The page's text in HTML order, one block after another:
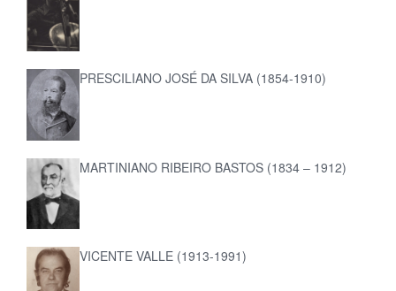
PRESCILIANO JOSÉ DA SILVA (1854-1910)
MARTINIANO RIBEIRO BASTOS (1834 – 1912)
VICENTE VALLE (1913-1991)